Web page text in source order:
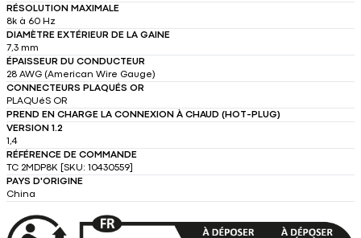
RÉSOLUTION MAXIMALE
8k à 60 Hz
DIAMÈTRE EXTÉRIEUR DE LA GAINE
7,3 mm
ÉPAISSEUR DU CONDUCTEUR
28 AWG (American Wire Gauge)
CONNECTEURS PLAQUÉS OR
PLAQUéS OR
PREND EN CHARGE LA CONNEXION À CHAUD (HOT-PLUG)
VERSION 1.2
1,4
RÉFÉRENCE DE COMMANDE
TC 2MDP8K [SKU: 10430559]
PAYS D'ORIGINE
China